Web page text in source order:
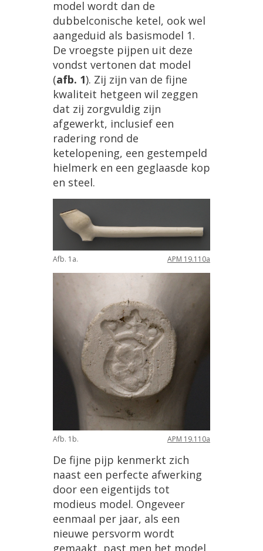
model wordt dan de
dubbelconische ketel, ook wel
aangeduid als basismodel 1.
De vroegste pijpen uit deze
vondst vertonen dat model
(afb. 1). Zij zijn van de fijne
kwaliteit hetgeen wil zeggen
dat zij zorgvuldig zijn
afgewerkt, inclusief een
radering rond de
ketelopening, een gestempeld
hielmerk en een geglaasde kop
en steel.
Afb. 1a. APM 19.110a
Afb. 1b. APM 19.110a
De fijne pijp kenmerkt zich
naast een perfecte afwerking
door een eigentijds tot
modieus model. Ongeveer
eenmaal per jaar, als een
nieuwe persvorm wordt